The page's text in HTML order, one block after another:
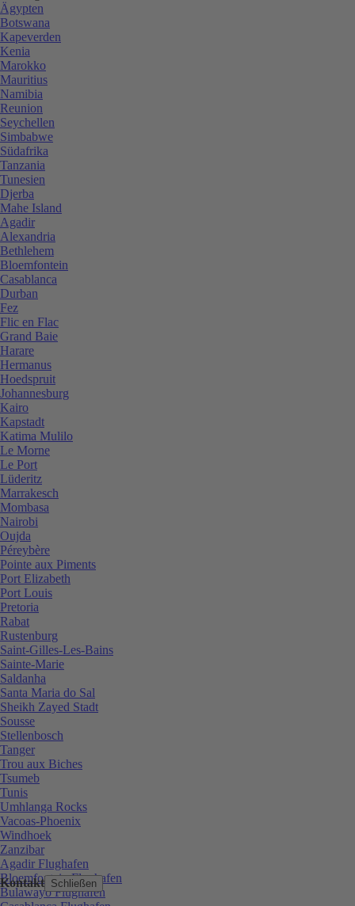
Kontakt Schließen
Ägypten
Botswana
Kapeverden
Kenia
Marokko
Mauritius
Namibia
Reunion
Seychellen
Simbabwe
Südafrika
Tanzania
Tunesien
Djerba
Mahe Island
Agadir
Alexandria
Bethlehem
Bloemfontein
Casablanca
Durban
Fez
Flic en Flac
Grand Baie
Harare
Hermanus
Hoedspruit
Johannesburg
Kairo
Kapstadt
Katima Mulilo
Le Morne
Le Port
Lüderitz
Marrakesch
Mombasa
Nairobi
Oujda
Péreybère
Pointe aux Piments
Port Elizabeth
Port Louis
Pretoria
Rabat
Rustenburg
Saint-Gilles-Les-Bains
Sainte-Marie
Saldanha
Santa Maria do Sal
Sheikh Zayed Stadt
Sousse
Stellenbosch
Tanger
Trou aux Biches
Tsumeb
Tunis
Umhlanga Rocks
Vacoas-Phoenix
Windhoek
Zanzibar
Agadir Flughafen
Bloemfontein Flughafen
Bulawayo Flughafen